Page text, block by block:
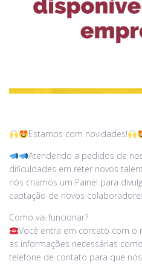
Estamos com novidades!
Atendendo a pedidos de
dificuldades em reter novos
nós criamos um Painel para
captação de novos
Como vai funcionar?
Você entra em contato com o
as informações necessárias
telefone de contato para que